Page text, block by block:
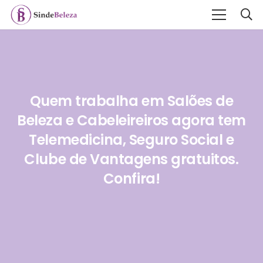
Quem trabalha em Salões de
Beleza e Cabeleireiros agora tem
Telemedicina, Seguro Social e
Clube de Vantagens gratuitos.
Confira!